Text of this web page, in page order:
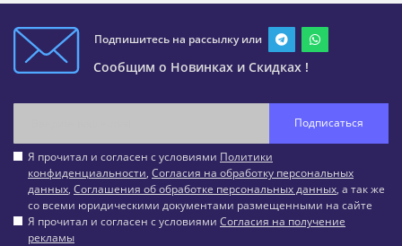
Подпишитесь на рассылку или
Сообщим о Новинках и Скидках !
Подписаться
Я прочитал и согласен с условиями Политики
конфиденциальности, Согласия на обработку персональных
данных, Соглашения об обработке персональных данных, а так же
со всеми юридическими документами размещенными на сайте
Я прочитал и согласен с условиями Согласия на получение
рекламы